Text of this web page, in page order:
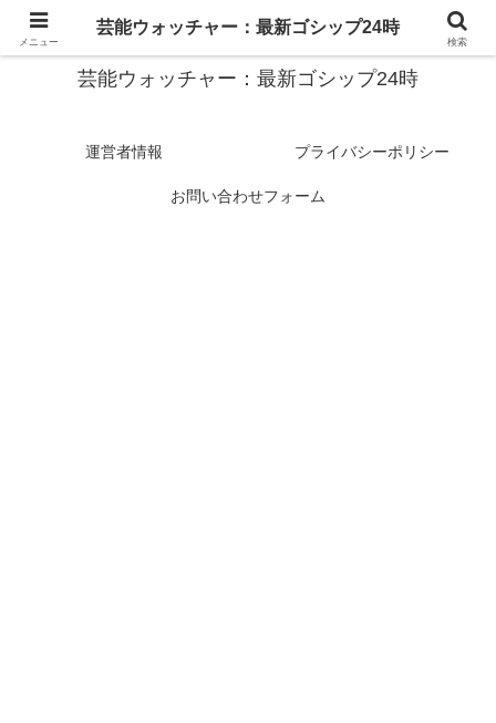
スターたちの裏側を徹底追跡！話題のゴシップがここに集結
芸能ウォッチャー：最新ゴシップ24時
運営者情報 プライバシーポリシー
お問い合わせフォーム
メニュー
芸能ウォッチャー：最新ゴシップ24時
検索